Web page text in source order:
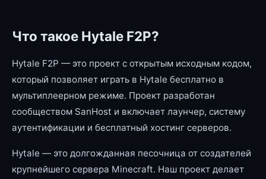
Что такое Hytale F2P?
Hytale F2P — это проект с открытым исходным кодом,
который позволяет играть в Hytale бесплатно в
мультиплеерном режиме. Проект разработан
сообществом SanHost и включает лаунчер, систему
аутентификации и бесплатный хостинг серверов.
Hytale — это долгожданная песочница от создателей
крупнейшего сервера Minecraft. Наш проект делает